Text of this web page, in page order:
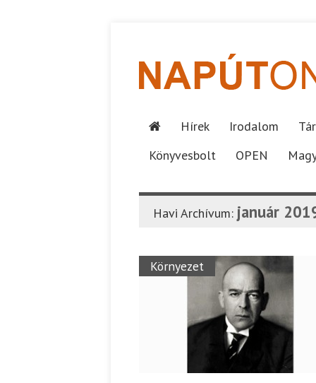
Hírek Irodalom
Könyvesbolt
OPEN
Havi Archívum: január
Környezet